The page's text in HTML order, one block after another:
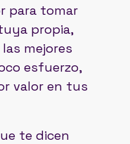
para tomar
propia,
mejores
esfuerzo,
valor en tus
te dicen